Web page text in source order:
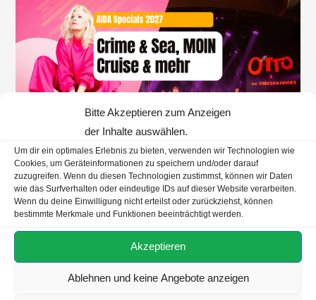
Bitte Akzeptieren zum Anzeigen
der Inhalte auswählen.
Um dir ein optimales Erlebnis zu bieten, verwenden wir Technologien wie
Cookies, um Geräteinformationen zu speichern und/oder darauf
zuzugreifen. Wenn du diesen Technologien zustimmst, können wir Daten
wie das Surfverhalten oder eindeutige IDs auf dieser Website verarbeiten.
Wenn du deine Einwilligung nicht erteilst oder zurückziehst, können
bestimmte Merkmale und Funktionen beeinträchtigt werden.
Akzeptieren
Ablehnen und keine Angebote anzeigen
AIDA/ NEUIGKEITEN & INFOS
AIDA Specials 2027: Crime & Sea,
MOIN Cruise und das neue
„Genuss & Meer“
& Sea mit Sebastian Fitzek und Nele Neuhaus, die MOIN